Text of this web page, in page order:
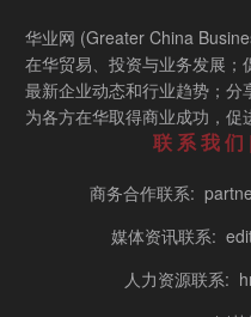
华业网 (Greater China
在华贸易、投资与业务发展
最新企业动态和行业趋势；分
为各方在华取得商业成功，促
联 系 我 们
商务合作联系:
媒体资讯联系:
人力资源联系: